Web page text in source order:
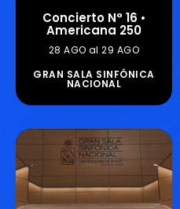
Concierto N° 16 •
Americana 250
28 AGO al 29 AGO
GRAN SALA SINFÓNICA
NACIONAL